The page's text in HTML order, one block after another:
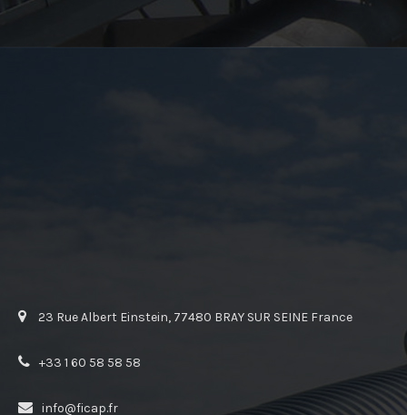
23 Rue Albert Einstein, 77480 BRAY SUR SEINE France
+33 1 60 58 58 58
info@ficap.fr